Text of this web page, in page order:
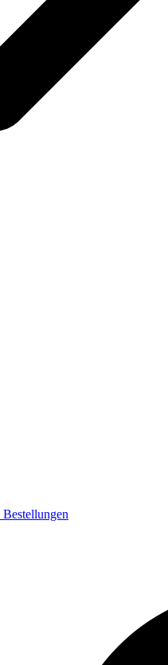
Bestellungen